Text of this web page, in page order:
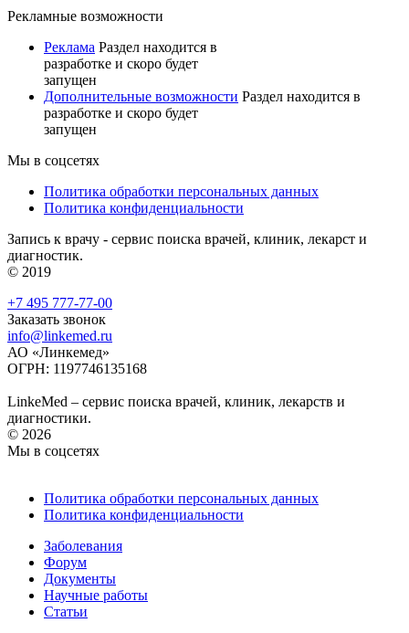
Рекламные возможности
Реклама Раздел находится в
разработке и скоро будет
запущен
Дополнительные возможности Раздел находится в
разработке и скоро будет
запущен
Мы в соцсетях
Политика обработки персональных данных
Политика конфиденциальности
Запись к врачу - сервис поиска врачей, клиник, лекарст и
диагностик.
© 2019
+7 495 777-77-00
Заказать звонок
info@linkemed.ru
АО «Линкемед»
ОГРН: 1197746135168
LinkeMed – сервис поиска врачей, клиник, лекарств и
диагностики.
© 2026
Мы в соцсетях
Политика обработки персональных данных
Политика конфиденциальности
Заболевания
Форум
Документы
Научные работы
Статьи